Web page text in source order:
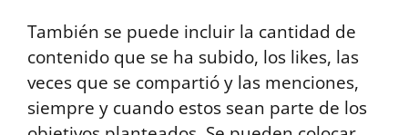
También se puede incluir la cantidad de
contenido que se ha subido, los likes, las
veces que se compartió y las menciones,
siempre y cuando estos sean parte de los